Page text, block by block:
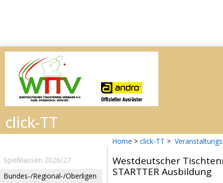
Home > click-TT >
Spielklassen 2026/27
Bundes-/Regional-/Oberligen
Westdeutscher
STARTTER Ausbildung